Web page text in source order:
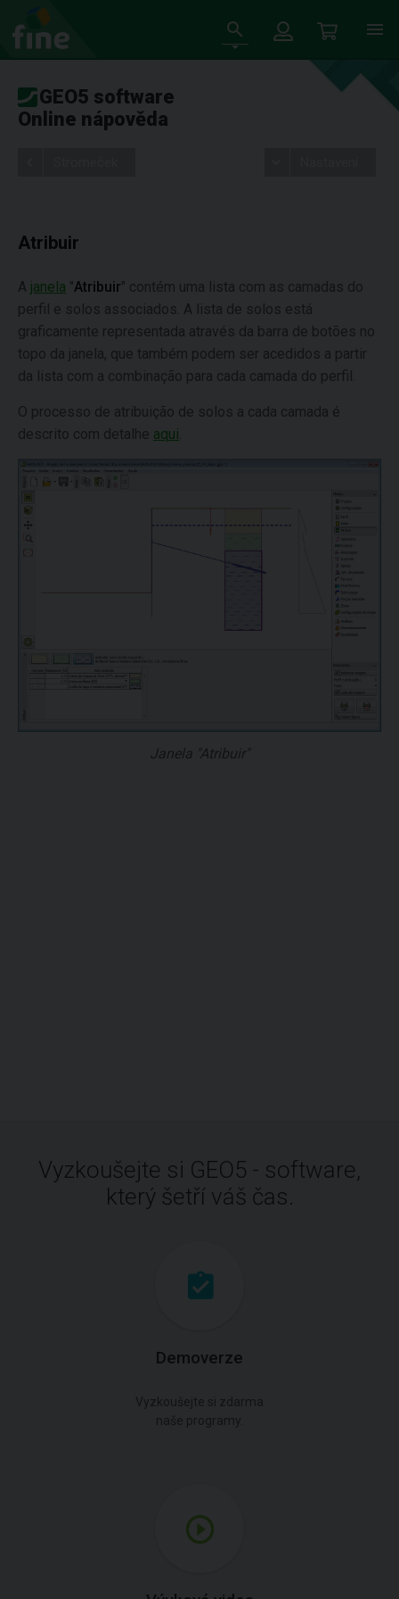
GEO5 software
Online nápověda
Atribuir
A janela "Atribuir" contém uma lista com as camadas do
perfil e solos associados. A lista de solos está
graficamente representada através da barra de botões no
topo da janela, que também podem ser acedidos a partir
da lista com a combinação para cada camada do perfil.
O processo de atribuição de solos a cada camada é
descrito com detalhe aqui
Janela "Atribuir"
Vyzkoušejte si GEO5 - software,
který šetří váš čas.
Demoverze